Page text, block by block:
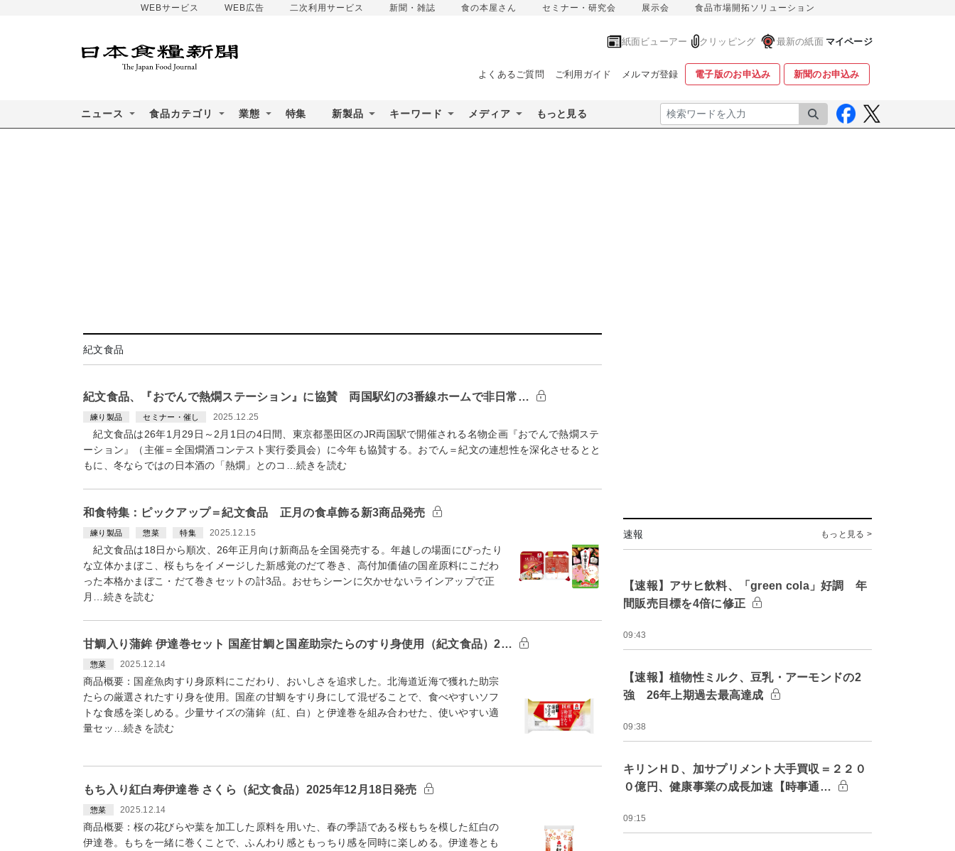
WEBサービス WEB広告 二次利用サービス 新聞・雑誌 食の本屋さん セミナー・研究会 展示会 食品市場開拓ソリューション
紙面ビューアー クリッピング 最新の紙面 マイページ
よくあるご質問 ご利用ガイド メルマガ登録 電子版のお申込み 新聞のお申込み
ニュース 食品カテゴリ 業態 特集 新製品 キーワード メディア もっと見る 検索
紀文食品
紀文食品、『おでんで熱燗ステーション』に協賛 両国駅幻の3番線ホームで非日常…
練り製品 セミナー・催し 2025.12.25
紀文食品は26年1月29日～2月1日の4日間、東京都墨田区のJR両国駅で開催される名物企画『おでんで熱燗ステ
ーション』（主催＝全国燗酒コンテスト実行委員会）に今年も協賛する。おでん＝紀文の連想性を深化させるとと
もに、冬ならではの日本酒の「熱燗」とのコ…続きを読む
和食特集：ピックアップ＝紀文食品 正月の食卓飾る新3商品発売
練り製品 惣菜 特集 2025.12.15
紀文食品は18日から順次、26年正月向け新商品を全国発売する。年越しの場面にぴったり
な立体かまぼこ、桜もちをイメージした新感覚のだて巻き、高付加価値の国産原料にこだわ
った本格かまぼこ・だて巻きセットの計3品。おせちシーンに欠かせないラインアップで正
月…続きを読む
甘鯛入り蒲鉾 伊達巻セット 国産甘鯛と国産助宗たらのすり身使用（紀文食品）2…
惣菜 2025.12.14
商品概要：国産魚肉すり身原料にこだわり、おいしさを追求した。北海道近海で獲れた助宗
たらの厳選されたすり身を使用。国産の甘鯛をすり身にして混ぜることで、食べやすいソフ
トな食感を楽しめる。少量サイズの蒲鉾（紅、白）と伊達巻を組み合わせた、使いやすい適
量セッ…続きを読む
もち入り紅白寿伊達巻 さくら（紀文食品）2025年12月18日発売
惣菜 2025.12.14
商品概要：桜の花びらや葉を加工した原料を用いた、春の季語である桜もちを模した紅白の
伊達巻。もちを一緒に巻くことで、ふんわり感ともっちり感を同時に楽しめる。伊達巻とも
速報 もっと見る >
【速報】アサヒ飲料、「green cola」好調 年
間販売目標を4倍に修正
09:43
【速報】植物性ミルク、豆乳・アーモンドの2
強 26年上期過去最高達成
09:38
キリンＨＤ、加サプリメント大手買収＝２２０
０億円、健康事業の成長加速【時事通…
09:15